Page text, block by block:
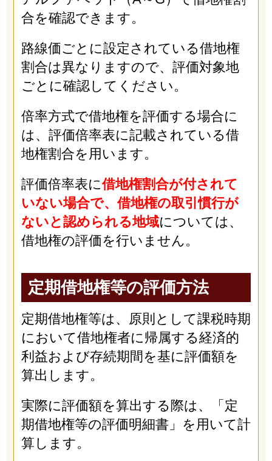
合を確認できます。
路線価ごとに設定されている借地権
割合は異なりますので、評価対象地
ごとに確認してください。
倍率方式で借地権を評価する場合に
は、評価倍率表に記載されている借
地権割合を用います。
評価倍率表に借地権割合が付されて
いない場合で、借地権の取引慣行が
ないと認められる地域については、
借地権の評価を行いません。
定期借地権等の評価方法
定期借地権等は、原則として課税時期
において借地権者に帰属する経済的
利益および存続期間を基に評価額を
算出します。
実際に評価額を算出する際は、「定
期借地権等の評価明細書」を用いて計
算します。